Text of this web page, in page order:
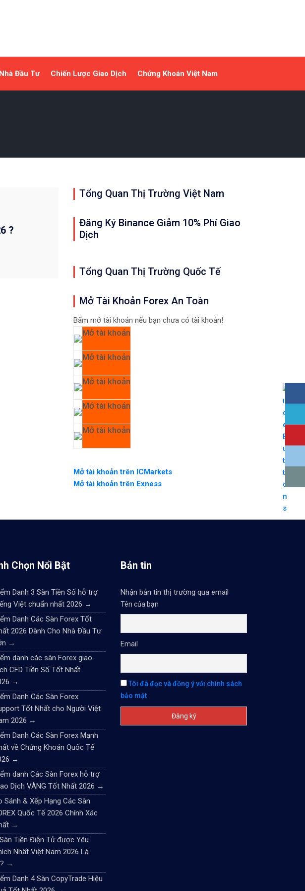
Đầu Tư Chiến Lược Giao Dịch Chứng Khoán Việt Nam
?
Tổng Quan Thị Trường Việt Nam
Đăng Ký Binance Giảm 10% Phí Giao
Dịch
Tổng Quan Thị Trường Quốc Tế
Mở Tài Khoản Forex An Toàn
Bấm mở tài khoản nếu bạn chưa có tài khoản!
Mở tài khoản
Mở tài khoản
Mở tài khoản
Mở tài khoản
Mở tài khoản
Mở tài khoản trên ICMarkets
Mở tài khoản trên Exness
Chọn Nổi Bật
Danh 3 Sàn Tiền Số hỗ trợ
Việt chuẩn nhất 2026 →
Danh Các Sàn Forex Tốt
2026 Dành Cho Nhà Đầu Tư
→
danh các sàn Forex giao
CFD Tiền Số Tốt Nhất
→
Danh Các Sàn Forex
Tốt Nhất cho Người Việt
2026 →
Danh Các Sàn Forex Mạnh
về Chứng Khoán Quốc Tế
→
danh Các Sàn Forex hỗ trợ
Dịch VÀNG Tốt Nhất 2026 →
Sánh & Xếp Hạng Các Sàn
Quốc Tế 2026 Chính Xác
→
Tiền Điện Tử được Yêu
Nhất Việt Nam 2026 Là
→
Danh 4 Sàn CopyTrade Hiệu
Bản tin
Nhận bản tin thị trường qua email
Tên của bạn
Email
Tôi đã đọc và đồng ý với chính sách
bảo mật